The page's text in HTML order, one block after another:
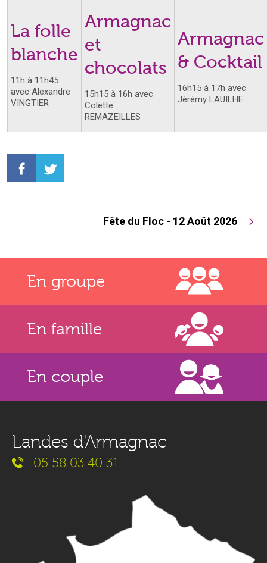
La folle
blanche
11h à 11h45
avec Alexandre
VINGTIER
Armagnac
et
chocolats
15h15 à 16h avec
Colette
REMAZEILLES
Armagnac
& Cocktail
16h15 à 17h avec
Jérémy LAUILHE
Fête du Floc - 12 Août 2026
En groupe
En famille
En couple
Landes d'Armagnac
05 58 03 40 31